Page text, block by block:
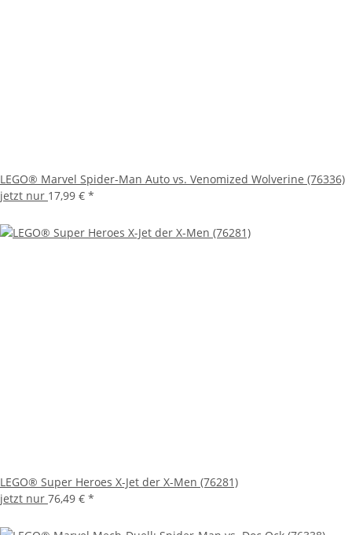
LEGO® Marvel Spider-Man Auto vs. Venomized Wolverine (76336)
jetzt nur 17,99 € *
LEGO® Super Heroes X-Jet der X-Men (76281)
jetzt nur 76,49 € *